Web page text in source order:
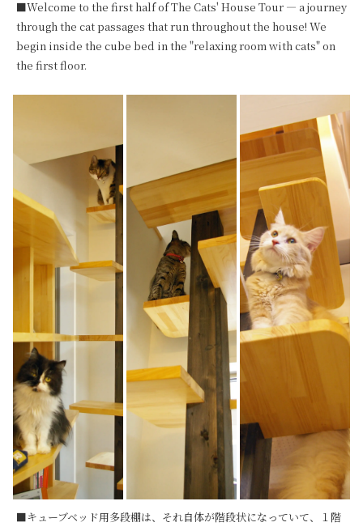
■Welcome to the first half of The Cats' House Tour — a journey
through the cat passages that run throughout the house! We
begin inside the cube bed in the "relaxing room with cats" on
the first floor.
■キューブベッド用多段棚は、それ自体が階段状になっていて、１階